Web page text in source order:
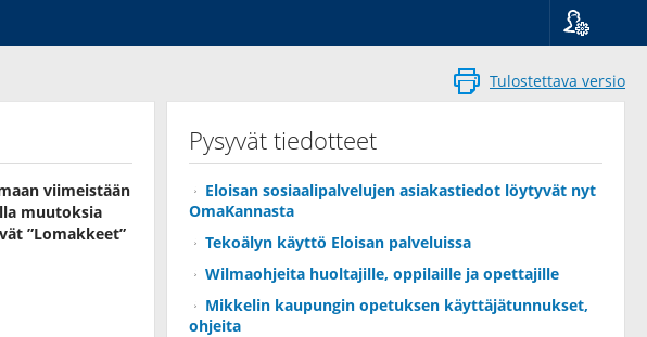
Suomi
Svenska
viimeistään
muutoksia
”Lomakkeet”
Tulostettava versio
Pysyvät tiedotteet
Eloisan sosiaalipalvelujen asiakastiedot löytyvät nyt
OmaKannasta
Tekoälyn käyttö Eloisan palveluissa
Wilmaohjeita huoltajille, oppilaille ja opettajille
Mikkelin kaupungin opetuksen käyttäjätunnukset,
ohjeita